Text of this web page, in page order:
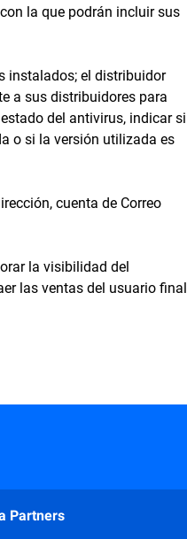
la que podrán incluir sus
instalados; el distribuidor
a sus distribuidores para
del antivirus, indicar si
o si la versión utilizada es
cuenta de Correo
la visibilidad del
las ventas del usuario final
Partners